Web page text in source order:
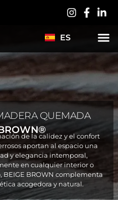
ES
DE
QUEMADA
de la calidez y el confort
aportan al espacio una
y elegancia intemporal,
en cualquier interior o
BEIGE BROWN complementa
acogedora y natural.